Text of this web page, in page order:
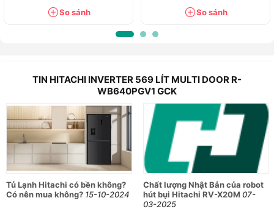
So sánh So sánh
TIN HITACHI INVERTER 569 LÍT MULTI DOOR R-
WB640PGV1 GCK
Tủ Lạnh Hitachi có bền không?
Có nên mua không? 15-10-2024
Chất lượng Nhật Bản của robot
hút bụi Hitachi RV-X20M 07-
03-2025